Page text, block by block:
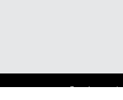
Development: